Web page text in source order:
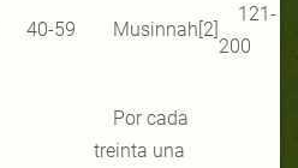
40-59 Musinnah[2]
121-
200
Por cada
treinta una